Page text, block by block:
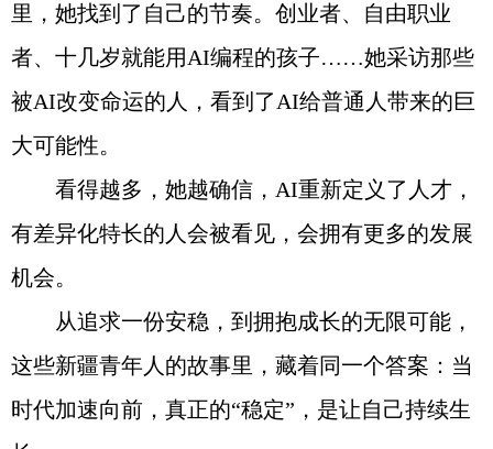
里，她找到了自己的节奏。创业者、自由职业
者、十几岁就能用AI编程的孩子……她采访那些
被AI改变命运的人，看到了AI给普通人带来的巨
大可能性。
看得越多，她越确信，AI重新定义了人才，
有差异化特长的人会被看见，会拥有更多的发展
机会。
从追求一份安稳，到拥抱成长的无限可能，
这些新疆青年人的故事里，藏着同一个答案：当
时代加速向前，真正的“稳定”，是让自己持续生